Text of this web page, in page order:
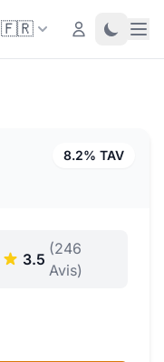
🇫🇷 Login Toggle
8.2% TAV
3.5
(246
Avis)